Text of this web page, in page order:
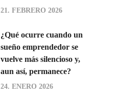
21. FEBRERO 2026
¿Qué ocurre cuando un
sueño emprendedor se
vuelve más silencioso y,
aun así, permanece?
24. ENERO 2026